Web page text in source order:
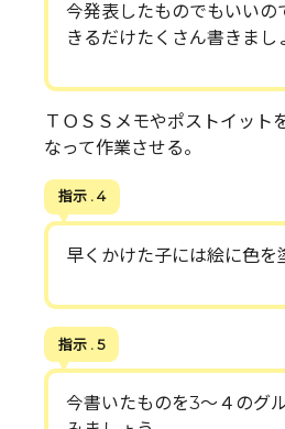
今発表したものでもいいの
きるだけたくさん書きまし
ＴＯＳＳメモやポストイット
なって作業させる。
指示 . 4
早くかけた子には絵に色を
指示 . 5
今書いたものを3～４のグ